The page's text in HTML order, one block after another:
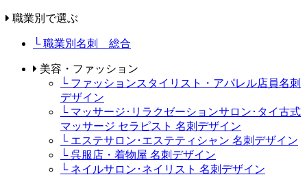
職業別で選ぶ
└ 職業別名刺 総合
美容・ファッション
└ ファッションスタイリスト・アパレル店員名刺
デザイン
└ マッサージ･リラクゼーションサロン･タイ古式
マッサージ セラピスト 名刺デザイン
└ エステサロン･エステティシャン 名刺デザイン
└ 呉服店・着物屋 名刺デザイン
└ ネイルサロン･ネイリスト 名刺デザイン